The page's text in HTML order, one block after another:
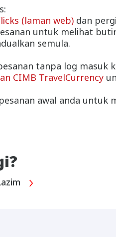
(laman web) dan
untuk melihat
semula.
tanpa log masuk
CIMB TravelCurrency
awal anda